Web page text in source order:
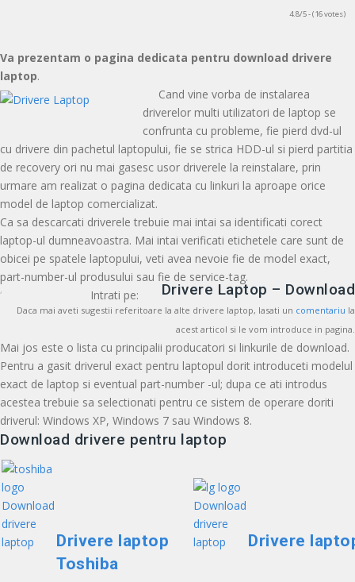
4.8/5 - (16 votes)
Va prezentam o pagina dedicata pentru download drivere
laptop.
Cand vine vorba de instalarea
driverelor multi utilizatori de laptop se
confrunta cu probleme, fie pierd dvd-ul
cu drivere din pachetul laptopului, fie se strica HDD-ul si pierd partitia
de recovery ori nu mai gasesc usor driverele la reinstalare, prin
urmare am realizat o pagina dedicata cu linkuri la aproape orice
model de laptop comercializat.
Ca sa descarcati driverele trebuie mai intai sa identificati corect
laptop-ul dumneavoastra. Mai intai verificati etichetele care sunt de
obicei pe spatele laptopului, veti avea nevoie fie de model exact,
part-number-ul produsului sau fie de service-tag.
‘ Intrati pe: Drivere Laptop – Download
Daca mai aveti sugestii referitoare la alte drivere laptop, lasati un comentariu la
acest articol si le vom introduce in pagina.
Mai jos este o lista cu principalii producatori si linkurile de download.
Pentru a gasit driverul exact pentru laptopul dorit introduceti modelul
exact de laptop si eventual part-number -ul; dupa ce ati introdus
acestea trebuie sa selectionati pentru ce sistem de operare doriti
driverul: Windows XP, Windows 7 sau Windows 8.
Download drivere pentru laptop
Drivere laptop
Toshiba
Drivere